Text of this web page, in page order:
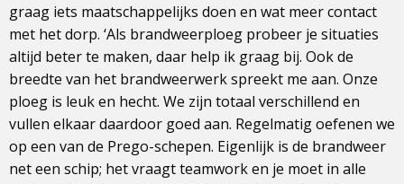
graag iets maatschappelijks doen en wat meer contact
met het dorp. ‘Als brandweerploeg probeer je situaties
altijd beter te maken, daar help ik graag bij. Ook de
breedte van het brandweerwerk spreekt me aan. Onze
ploeg is leuk en hecht. We zijn totaal verschillend en
vullen elkaar daardoor goed aan. Regelmatig oefenen we
op een van de Prego-schepen. Eigenlijk is de brandweer
net een schip; het vraagt teamwork en je moet in alle